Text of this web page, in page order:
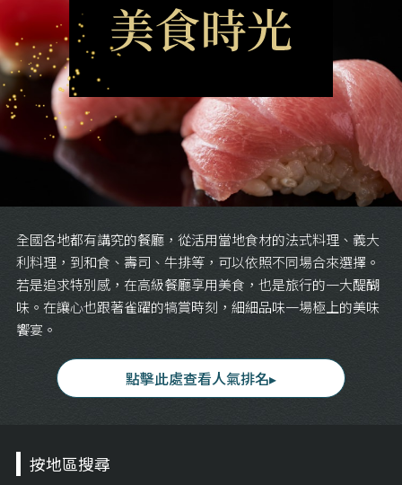
全國各地都有講究的餐廳，從活用當地食材的法式料理、義大
利料理，到和食、壽司、牛排等，可以依照不同場合來選擇。
若是追求特別感，在高級餐廳享用美食，也是旅行的一大醍醐
味。在讓心也跟著雀躍的犒賞時刻，細細品味一場極上的美味
饗宴。
點擊此處查看人氣排名▸
按地區搜尋